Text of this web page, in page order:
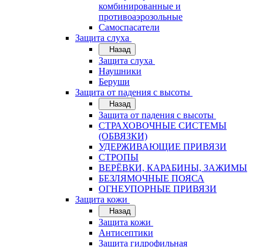
комбинированные и
противоаэрозольные
Самоспасатели
Защита слуха
Назад
Защита слуха
Наушники
Беруши
Защита от падения с высоты
Назад
Защита от падения с высоты
СТРАХОВОЧНЫЕ СИСТЕМЫ
(ОБВЯЗКИ)
УДЕРЖИВАЮЩИЕ ПРИВЯЗИ
СТРОПЫ
ВЕРЁВКИ, КАРАБИНЫ, ЗАЖИМЫ
БЕЗЛЯМОЧНЫЕ ПОЯСА
ОГНЕУПОРНЫЕ ПРИВЯЗИ
Защита кожи
Назад
Защита кожи
Антисептики
Защита гидрофильная